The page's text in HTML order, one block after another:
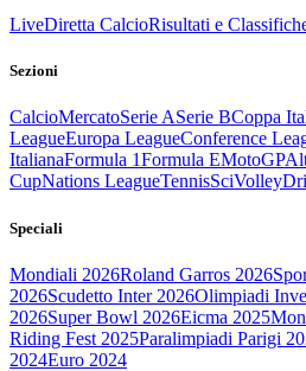
LiveDiretta CalcioRisultati e
Sezioni
CalcioMercatoSerie ASerie BCoppa
LeagueEuropa LeagueConference
ItalianaFormula 1Formula EMotoGP
CupNations LeagueTennisSciVolley
Speciali
Mondiali 2026Roland Garros 2026
2026Scudetto Inter 2026Olimpiadi
2026Super Bowl 2026Eicma 2025
Riding Fest 2025Paralimpiadi Parigi
2024Euro 2024